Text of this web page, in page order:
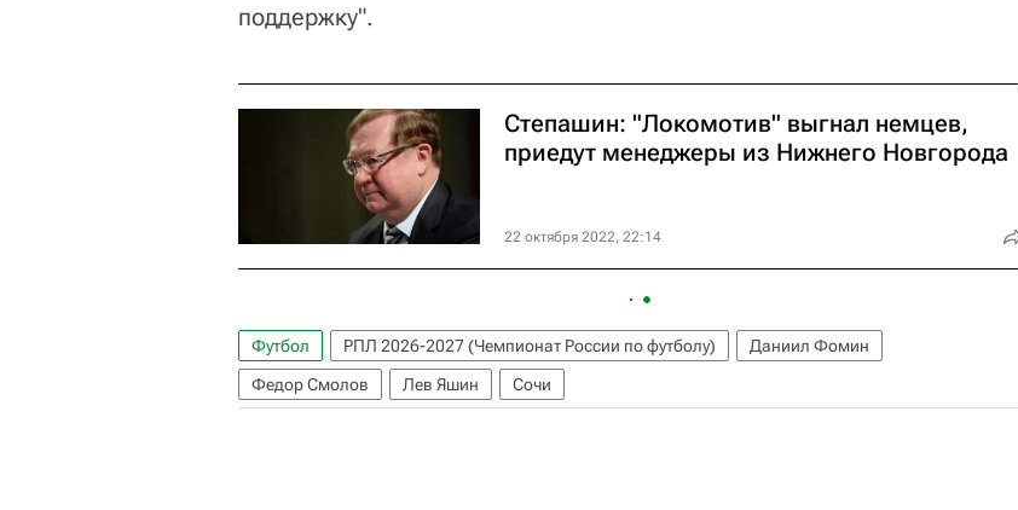
поддержку".
Степашин: "Локомотив" выгнал немцев,
приедут менеджеры из Нижнего Новгорода
22 октября 2022, 22:14
Футбол РПЛ 2026-2027 (Чемпионат России по футболу)
Даниил Фомин
Федор Смолов
Лев Яшин Сочи